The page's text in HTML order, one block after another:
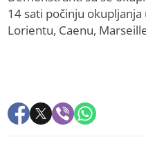
14 sati počinju
Lorientu, Caenu,